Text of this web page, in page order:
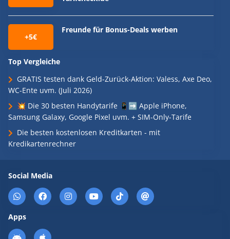
+5€
Freunde für Bonus-Deals werben
Top Vergleiche
GRATIS testen dank Geld-Zurück-Aktion: Valess, Axe Deo,
WC-Ente uvm. (Juli 2026)
💥 Die 30 besten Handytarife 📱➡️ Apple iPhone,
Samsung Galaxy, Google Pixel uvm. + SIM-Only-Tarife
Die besten kostenlosen Kreditkarten - mit
Kredikartenrechner
Social Media
Apps